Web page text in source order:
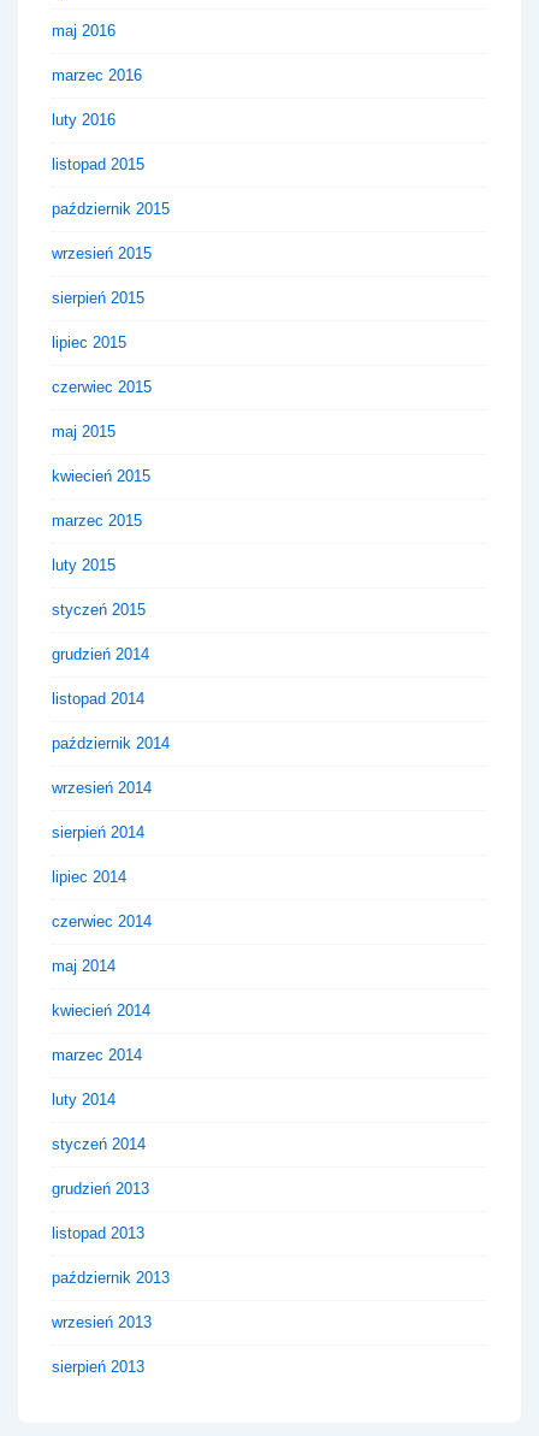
maj 2016
marzec 2016
luty 2016
listopad 2015
październik 2015
wrzesień 2015
sierpień 2015
lipiec 2015
czerwiec 2015
maj 2015
kwiecień 2015
marzec 2015
luty 2015
styczeń 2015
grudzień 2014
listopad 2014
październik 2014
wrzesień 2014
sierpień 2014
lipiec 2014
czerwiec 2014
maj 2014
kwiecień 2014
marzec 2014
luty 2014
styczeń 2014
grudzień 2013
listopad 2013
październik 2013
wrzesień 2013
sierpień 2013